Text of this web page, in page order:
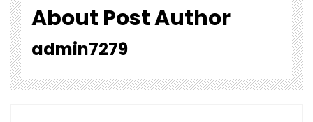
About Post Author
admin7279